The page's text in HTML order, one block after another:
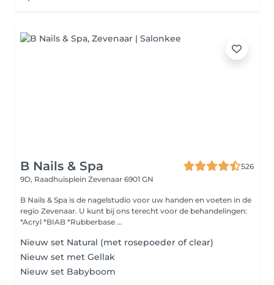
B Nails & Spa
526
9D, Raadhuisplein Zevenaar 6901 GN
B Nails & Spa is de nagelstudio voor uw handen en voeten in de
regio Zevenaar. U kunt bij ons terecht voor de behandelingen:
*Acryl *BIAB *Rubberbase ...
Nieuw set Natural (met rosepoeder of clear)
Nieuw set met Gellak
Nieuw set Babyboom